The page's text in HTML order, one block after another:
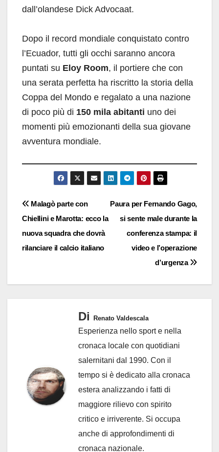
dall’olandese Dick Advocaat.
Dopo il record mondiale conquistato contro
l’Ecuador, tutti gli occhi saranno ancora
puntati su Eloy Room, il portiere che con
una serata perfetta ha riscritto la storia della
Coppa del Mondo e regalato a una nazione
di poco più di 150 mila abitanti uno dei
momenti più emozionanti della sua giovane
avventura mondiale.
Navigazione
articoli
Paura per Fernando Gago,
si sente male durante la
conferenza stampa: il
video e l’operazione
d’urgenza
Malagò parte con
Chiellini e Marotta: ecco la
nuova squadra che dovrà
rilanciare il calcio italiano
Di Renato Valdescala
Esperienza nello sport e nella
cronaca locale con quotidiani
salernitani dal 1990. Con il
tempo si è dedicato alla cronaca
estera analizzando i fatti di
maggiore rilievo con spirito
critico e irriverente. Si occupa
anche di approfondimenti di
cronaca nazionale.